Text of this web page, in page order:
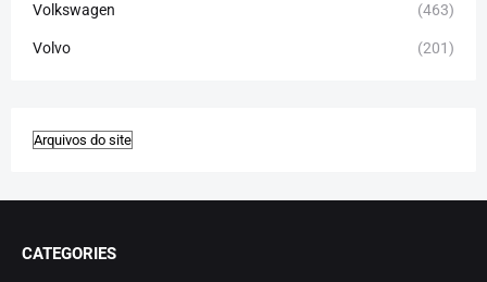
Volkswagen (463)
Volvo (201)
CATEGORIES